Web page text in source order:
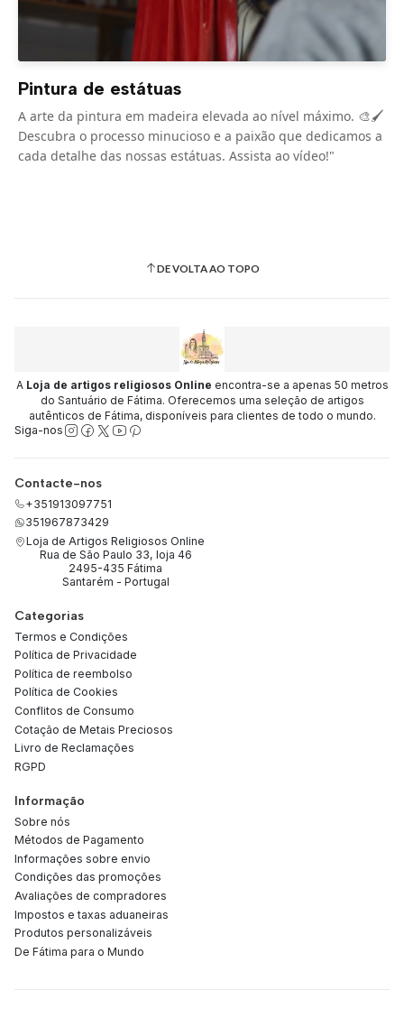
Pintura de estátuas
A arte da pintura em madeira elevada ao nível máximo. 🎨🖌️
Descubra o processo minucioso e a paixão que dedicamos a
cada detalhe das nossas estátuas. Assista ao vídeo!"
DE VOLTA AO TOPO
A Loja de artigos religiosos Online encontra-se a apenas 50 metros
do Santuário de Fátima. Oferecemos uma seleção de artigos
autênticos de Fátima, disponíveis para clientes de todo o mundo.
Siga-nos
Contacte-nos
+351913097751
351967873429
Loja de Artigos Religiosos Online
Rua de São Paulo 33, loja 46
2495-435 Fátima
Santarém - Portugal
Categorias
Termos e Condições
Política de Privacidade
Política de reembolso
Política de Cookies
Conflitos de Consumo
Cotação de Metais Preciosos
Livro de Reclamações
RGPD
Informação
Sobre nós
Métodos de Pagamento
Informações sobre envio
Condições das promoções
Avaliações de compradores
Impostos e taxas aduaneiras
Produtos personalizáveis
De Fátima para o Mundo